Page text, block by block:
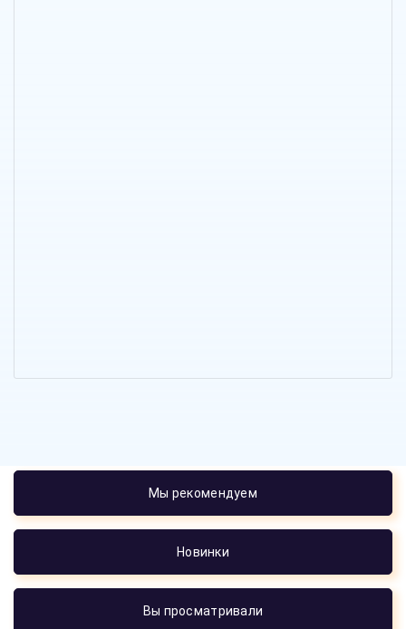
Мы рекомендуем
Новинки
Вы просматривали